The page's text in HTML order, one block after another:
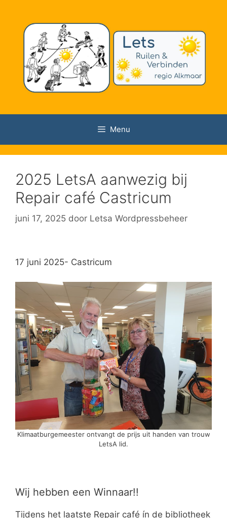
Menu
2025 LetsA aanwezig bij
Repair café Castricum
juni 17, 2025 door Letsa Wordpressbeheer
17 juni 2025- Castricum
Klimaatburgemeester ontvangt de prijs uit handen van trouw
LetsA lid.
Wij hebben een Winnaar!!
Tijdens het laatste Repair café ín de bibliotheek